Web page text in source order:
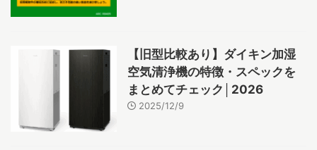
【旧型比較あり】ダイキン加湿
空気清浄機の特徴・スペックを
まとめてチェック│2026
2025/12/9